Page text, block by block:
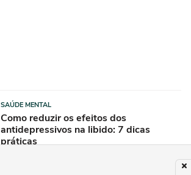
SAÚDE MENTAL
Como reduzir os efeitos dos
antidepressivos na libido: 7 dicas
práticas